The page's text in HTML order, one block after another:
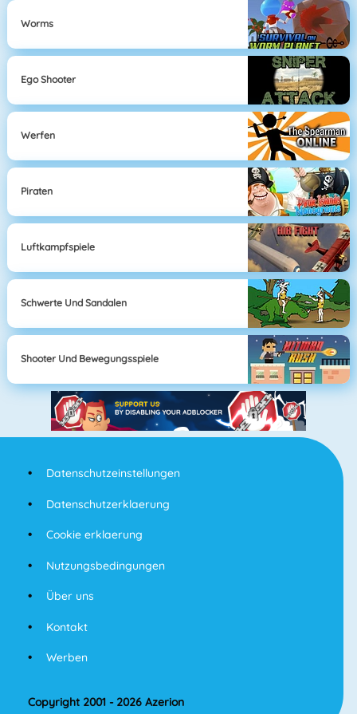
Worms
Ego Shooter
Werfen
Piraten
Luftkampfspiele
Schwerte Und Sandalen
Shooter Und Bewegungsspiele
Datenschutzeinstellungen
Datenschutzerklaerung
Cookie erklaerung
Nutzungsbedingungen
Über uns
Kontakt
Werben
Copyright 2001 - 2026 Azerion